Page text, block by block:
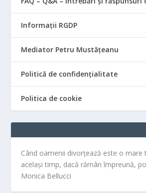
Informații RGDP
Mediator Petru Mustățeanu
Politică de confidențialitate
Politica de cookie
Când oamenii divorțează este o mare
același timp, dacă rămân împreună,
Monica Bellucci